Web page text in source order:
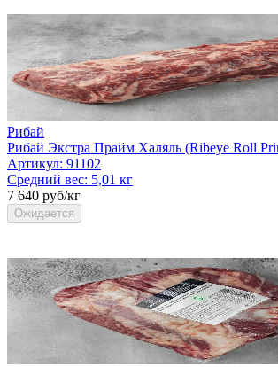
Рибай
Рибай Экстра Прайм Халяль (Ribeye Roll
Артикул: 91102
Средний вес: 5,01 кг
7 640 руб/кг
Ожидается